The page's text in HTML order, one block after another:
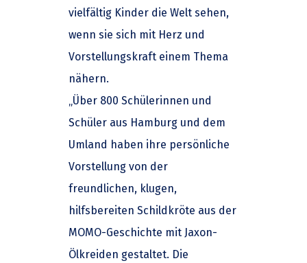
vielfältig Kinder die Welt sehen,
wenn sie sich mit Herz und
Vorstellungskraft einem Thema
nähern.
„Über 800 Schülerinnen und
Schüler aus Hamburg und dem
Umland haben ihre persönliche
Vorstellung von der
freundlichen, klugen,
hilfsbereiten Schildkröte aus der
MOMO-Geschichte mit Jaxon-
Ölkreiden gestaltet. Die